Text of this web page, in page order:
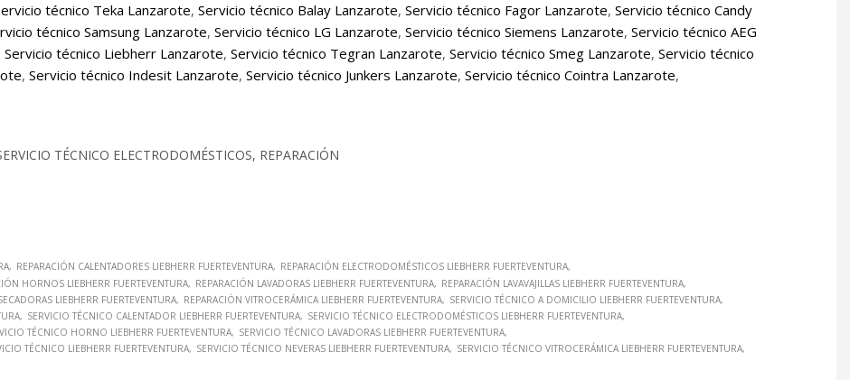
técnico Teka Lanzarote, Servicio técnico Balay Lanzarote, Servicio técnico Fagor Lanzarote, Servicio técnico Candy
técnico Samsung Lanzarote, Servicio técnico LG Lanzarote, Servicio técnico Siemens Lanzarote, Servicio técnico AEG
Servicio técnico Liebherr Lanzarote, Servicio técnico Tegran Lanzarote, Servicio técnico Smeg Lanzarote, Servicio técnico
, Servicio técnico Indesit Lanzarote, Servicio técnico Junkers Lanzarote, Servicio técnico Cointra Lanzarote,
TÉCNICO ELECTRODOMÉSTICOS, REPARACIÓN
REPARACIÓN CALENTADORES LIEBHERR FUERTEVENTURA
REPARACIÓN ELECTRODOMÉSTICOS LIEBHERR FUERTEVENTURA
HORNOS LIEBHERR FUERTEVENTURA REPARACIÓN LAVADORAS LIEBHERR FUERTEVENTURA
REPARACIÓN LAVAVAJILLAS LIEBHERR FUERTEVENTURA
LIEBHERR FUERTEVENTURA REPARACIÓN VITROCERÁMICA LIEBHERR FUERTEVENTURA
SERVICIO TÉCNICO A DOMICILIO LIEBHERR FUERTEVENTURA
SERVICIO TÉCNICO CALENTADOR LIEBHERR FUERTEVENTURA
SERVICIO TÉCNICO ELECTRODOMÉSTICOS LIEBHERR FUERTEVENTURA
TÉCNICO HORNO LIEBHERR FUERTEVENTURA
SERVICIO TÉCNICO LAVADORAS LIEBHERR FUERTEVENTURA
TÉCNICO LIEBHERR FUERTEVENTURA SERVICIO TÉCNICO NEVERAS LIEBHERR FUERTEVENTURA SERVICIO TÉCNICO VITROCERÁMICA LIEBHERR FUERTEVENTURA